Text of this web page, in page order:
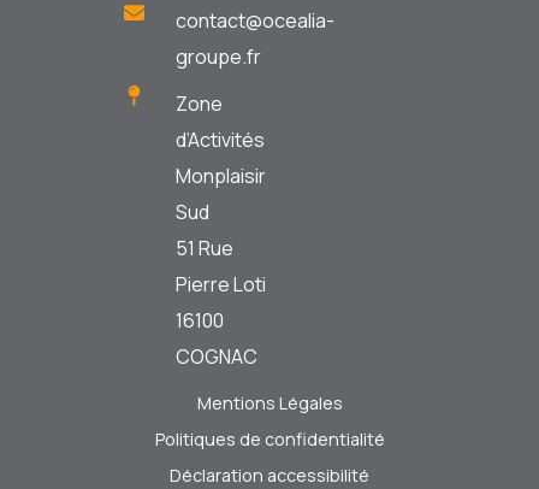
contact@ocealia-
groupe.fr
Zone
d’Activités
Monplaisir
Sud
51 Rue
Pierre Loti
16100
COGNAC
Mentions Légales
Politiques de confidentialité
Déclaration accessibilité